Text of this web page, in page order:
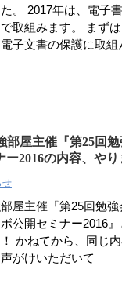
。 2017年は、電子
取組みます。 まず
子文書の保護に取組
部屋主催『第25回
2016の内容、やり
せ
屋主催『第25回勉
公開セミナー2016
かねてから、同じ
がけいただいて